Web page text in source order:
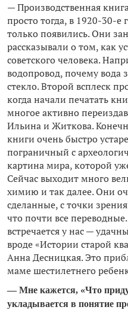
— Производственная
просто тогда, в 1920-30-
только появились. Они
рассказывали о том, как
советского человека.
водопровод, почему вода
стекло. Второй всплеск
когда начали печатать
многое активно
Ильина и Житкова.
книги очень быстро
пограничный с
картина мира, которой
Сейчас выходит много
химию и так далее. Они
сделанные, с точки
что почти все
встречается у нас —
вроде «Истории старой
Анна Десницкая. Это
маме шестилетнего
— Мне кажется, «Что
укладывается в понятие